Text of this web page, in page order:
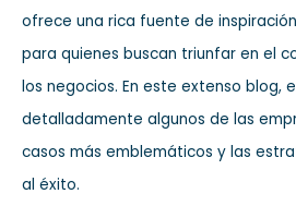
ofrece una rica fuente de
para quienes buscan triunfar en el
los negocios. En este extenso blog,
detalladamente algunos de las
casos más emblemáticos y las
al éxito.